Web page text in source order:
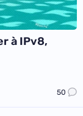
à IPv8,
50